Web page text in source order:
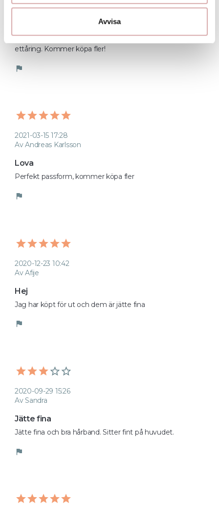
Avvisa
Av Josefine
ettåring. Kommer köpa fler!
flag
2021-03-15 17:28
Av Andreas Karlsson
Lova
Perfekt passform, kommer köpa fler
flag
2020-12-23 10:42
Av Afije
Hej
Jag har köpt för ut och dem är jätte fina
flag
2020-09-29 15:26
Av Sandra
Jätte fina
Jätte fina och bra hårband. Sitter fint på huvudet.
flag